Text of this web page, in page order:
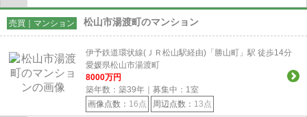
売買｜マンション 松山市湯渡町のマンション
伊予鉄道環状線(ＪＲ松山駅経由)「勝山町」駅 徒歩14分
愛媛県松山市湯渡町
8000万円
築年数：築39年｜募集中： 1室
画像点数： 16点 周辺点数： 13点